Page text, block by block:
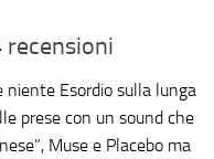
recensioni
niente Esordio sulla lunga
prese con un sound che
Muse e Placebo ma